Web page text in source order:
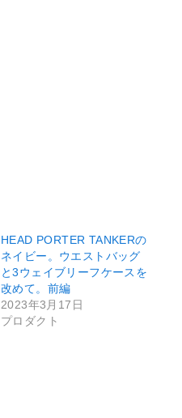
HEAD PORTER TANKERの
ネイビー。ウエストバッグ
と3ウェイブリーフケースを
改めて。前編
2023年3月17日
プロダクト